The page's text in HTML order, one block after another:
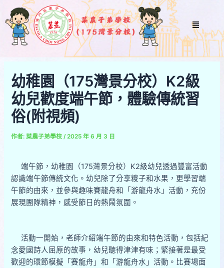
至
Menu
幼稚園（175灣景分校）K2級
幼兒歡度端午節，體驗傳統習
俗(附視頻)
作者:菜農子弟學校/2025 年 6 月 3 日
端午節，幼稚園（175灣景分校）K2級幼兒透過豐富活動
認識端午節傳統文化。幼兒除了分享糭子和水果，更學習端
午節的由來，並參與趣味賽龍舟和「游龍舟水」活動，充份
展現團隊精神，感受節日的熱鬧氛圍。
活動一開始，老師介紹端午節的由來和特色活動，包括紀
念愛國詩人屈原的故事，幼兒聽得津津有味；緊接著是最受
歡迎的環節模擬「賽龍舟」和「游龍舟水」活動。比賽場面
Post
navigation